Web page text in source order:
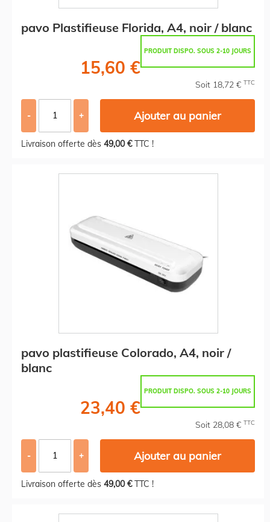
pavo Plastifieuse Florida, A4, noir / blanc
PRODUIT DISPO. SOUS 2-10 JOURS
15,60 €
Soit 18,72 € TTC
- + Ajouter au panier
Livraison offerte dès 49,00 €TTC !
pavo plastifieuse Colorado, A4, noir /
blanc
PRODUIT DISPO. SOUS 2-10 JOURS
23,40 €
Soit 28,08 € TTC
- + Ajouter au panier
Livraison offerte dès 49,00 €TTC !